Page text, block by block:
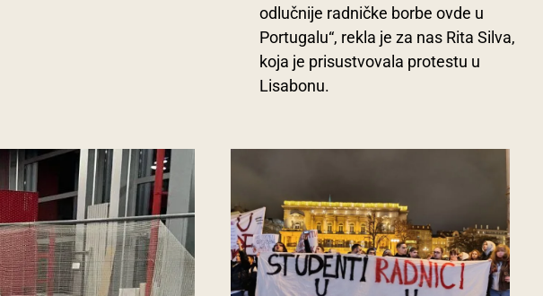
odlučnije radničke borbe ovde u
Portugalu“, rekla je za nas Rita Silva,
koja je prisustvovala protestu u
Lisabonu.